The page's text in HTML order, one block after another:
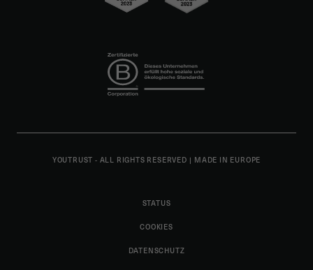
YOUTRUST - ALL RIGHTS RESERVED | MADE IN EUROPE
STATUS
COOKIES
DATENSCHUTZ